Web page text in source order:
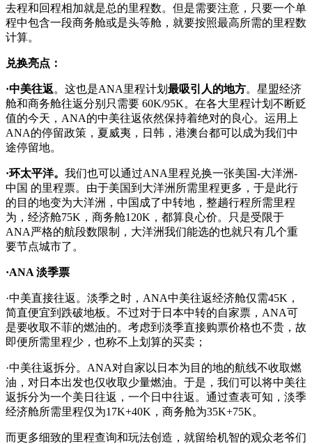
去程和回程相加就是总的里程数。但是需要注意，只要一个单
程中包含一段商务舱或是头等舱，就要按照最高所需的里程数
计算。
兑换亮点：
·中美往返。这也是ANA里程计划 最吸引人的地方。星盟经济
舱和商务舱往返分别只需要 60K/95K。在各大里程计划不断贬
值的今天，ANA的中美往返依然保持着绝对的良心。运用上
ANA的停留政策，夏威夷，日韩，港澳台都可以成为我们中
途停留地。
·环太平洋。 我们也可以通过ANA里程兑换一张美国-大洋洲-
中国 的里程票。由于美国到大洋洲所需里程更多，于是此行
的目的地变为大洋洲，中国成了中转地，整趟行程所需里程
为，经济舱75K，商务舱120K，都算良心价。只是受限于
ANA严格的航段数限制，大洋洲我们能选的也就只有几个重
要节点城市了。
·ANA 淡季票
·中美直接往返。淡季之时，ANA中美往返经济舱仅需45K，
简直便宜到跌破地板。不过对于日本中转的自家票，ANA可
是要收取不菲的燃油的。考虑到淡季直接购票价格也不贵，故
即便所需里程少，也称不上划算的买卖；
·中美往返拆分。ANA对自家以日本为目的地的航线不收取燃
油，对日本出发也仅收取少量燃油。于是，我们可以将中美往
返拆分为一个美日往返，一个日中往返。通过查表可知，淡季
经济舱所需里程仅为17K+40K，商务舱为35K+75K。
而更多细致的里程查询和玩法创造，就留给机智的观众老爷们